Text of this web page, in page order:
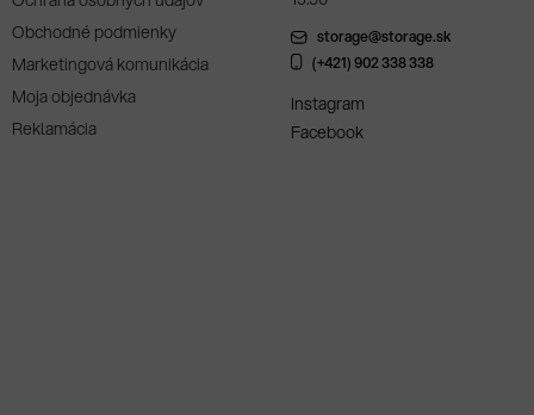
Obchodné podmienky
Marketingová komunikácia
Moja objednávka
Reklamácia
storage@storage.sk
(+421) 902 338 338
Instagram
Facebook